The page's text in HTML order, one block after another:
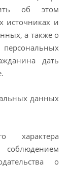
об этом
источниках и
а также о
дать
данных
характера
о